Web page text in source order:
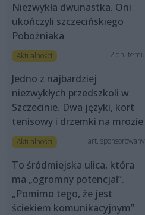
Niezwykła dwunastka. Oni
ukończyli szczecińskiego
Pobożniaka
Aktualności 2 dni temu
Jedno z najbardziej
niezwykłych przedszkoli w
Szczecinie. Dwa języki, kort
tenisowy i drzemki na mrozie
Aktualności art. sponsorowany
To śródmiejska ulica, która
ma „ogromny potencjał”.
„Pomimo tego, że jest
ściekiem komunikacyjnym”